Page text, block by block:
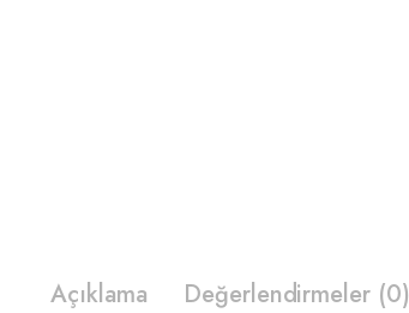
Açıklama Değerlendirmeler (0)